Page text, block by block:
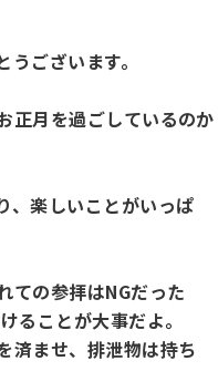
得
て
」
ございます。
正月を過ごしているのか
、楽しいことがいっぱ
ての参拝はNGだった
ることが大事だよ。
済ませ、排泄物は持ち